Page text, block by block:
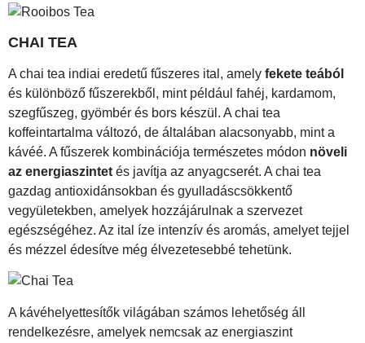
CHAI TEA
A chai tea indiai eredetű fűszeres ital, amely fekete teából
és különböző fűszerekből, mint például fahéj, kardamom,
szegfűszeg, gyömbér és bors készül. A chai tea
koffeintartalma változó, de általában alacsonyabb, mint a
kávéé. A fűszerek kombinációja természetes módon növeli
az energiaszintet és javítja az anyagcserét. A chai tea
gazdag antioxidánsokban és gyulladáscsökkentő
vegyületekben, amelyek hozzájárulnak a szervezet
egészségéhez. Az ital íze intenzív és aromás, amelyet tejjel
és mézzel édesítve még élvezetesebbé tehetünk.
A kávéhelyettesítők világában számos lehetőség áll
rendelkezésre, amelyek nemcsak az energiaszint